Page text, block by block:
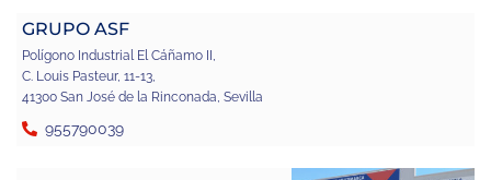
GRUPO ASF
Polígono Industrial El Cáñamo II,
C. Louis Pasteur, 11-13,
41300 San José de la Rinconada, Sevilla
955790039